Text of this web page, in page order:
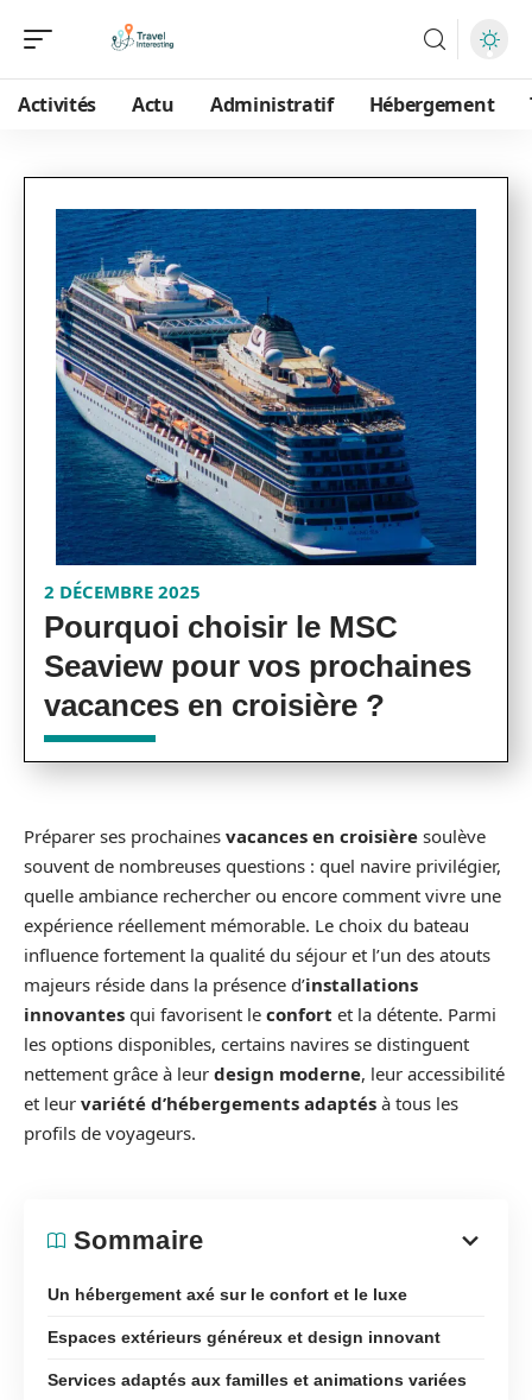
Activités Actu Administratif Hébergement
2 DÉCEMBRE 2025
Pourquoi choisir le MSC
Seaview pour vos prochaines
vacances en croisière ?
Préparer ses prochaines vacances en croisière soulève
souvent de nombreuses questions : quel navire privilégier,
quelle ambiance rechercher ou encore comment vivre une
expérience réellement mémorable. Le choix du bateau
influence fortement la qualité du séjour et l’un des atouts
majeurs réside dans la présence d’installations
innovantes qui favorisent le confort et la détente. Parmi
les options disponibles, certains navires se distinguent
nettement grâce à leur design moderne, leur accessibilité
et leur variété d’hébergements adaptés à tous les
profils de voyageurs.
Sommaire
Un hébergement axé sur le confort et le luxe
Espaces extérieurs généreux et design innovant
Services adaptés aux familles et animations variées